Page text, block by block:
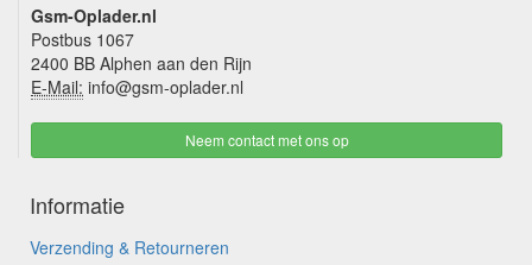
Gsm-Oplader.nl
Postbus 1067
2400 BB Alphen aan den Rijn
E-Mail: info@gsm-oplader.nl
Neem contact met ons op
Informatie
Verzending & Retourneren